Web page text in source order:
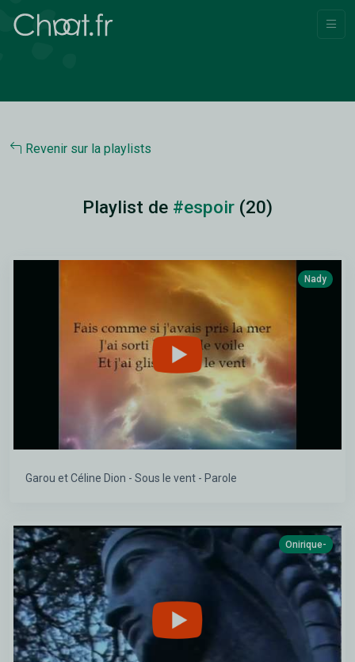
Revenir sur la playlists
Playlist de #espoir (20)
Nady
Garou et Céline Dion - Sous le vent - Parole
Onirique-